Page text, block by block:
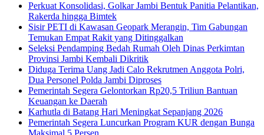
Perkuat Konsolidasi, Golkar Jambi Bentuk Panitia Pelantikan,
Rakerda hingga Bimtek
Sisir PETI di Kawasan Geopark Merangin, Tim Gabungan
Temukan Empat Rakit yang Ditinggalkan
Seleksi Pendamping Bedah Rumah Oleh Dinas Perkimtan
Provinsi Jambi Kembali Dikritik
Diduga Terima Uang Jadi Calo Rekrutmen Anggota Polri,
Dua Personel Polda Jambi Diproses
Pemerintah Segera Gelontorkan Rp20,5 Triliun Bantuan
Keuangan ke Daerah
Karhutla di Batang Hari Meningkat Sepanjang 2026
Pemerintah Segera Luncurkan Program KUR dengan Bunga